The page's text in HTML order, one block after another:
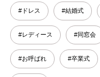
#ドレス #結婚式
#レディース #同窓会
#お呼ばれ #卒業式